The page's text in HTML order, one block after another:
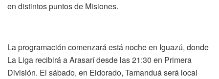
en distintos puntos de Misiones.
La programación comenzará está noche en Iguazú, donde
La Liga recibirá a Arasarí desde las 21:30 en Primera
División. El sábado, en Eldorado, Tamanduá será local